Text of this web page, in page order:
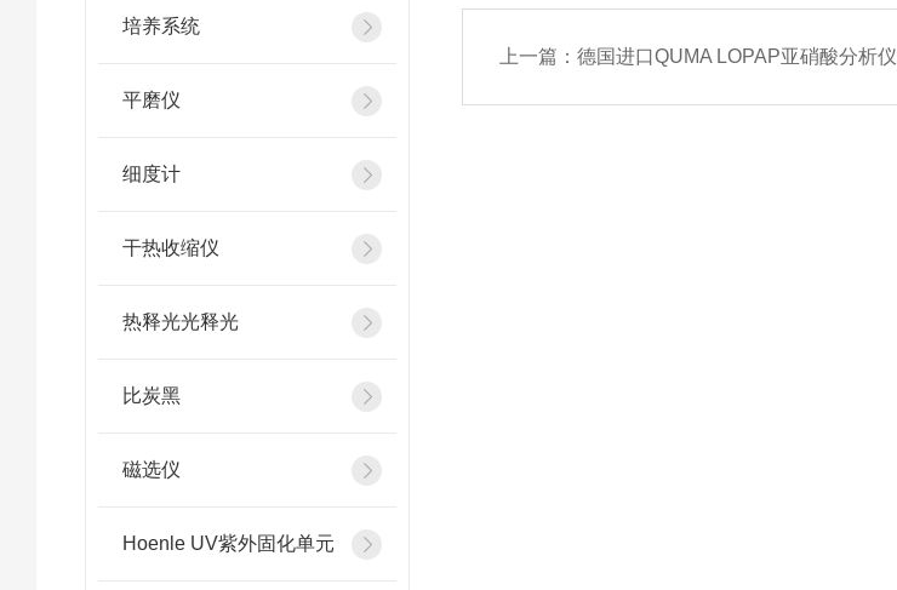
培养系统
平磨仪
细度计
干热收缩仪
热释光光释光
比炭黑
磁选仪
Hoenle UV紫外固化单元
上一篇：德国进口QUMA LOPAP亚硝酸分析仪